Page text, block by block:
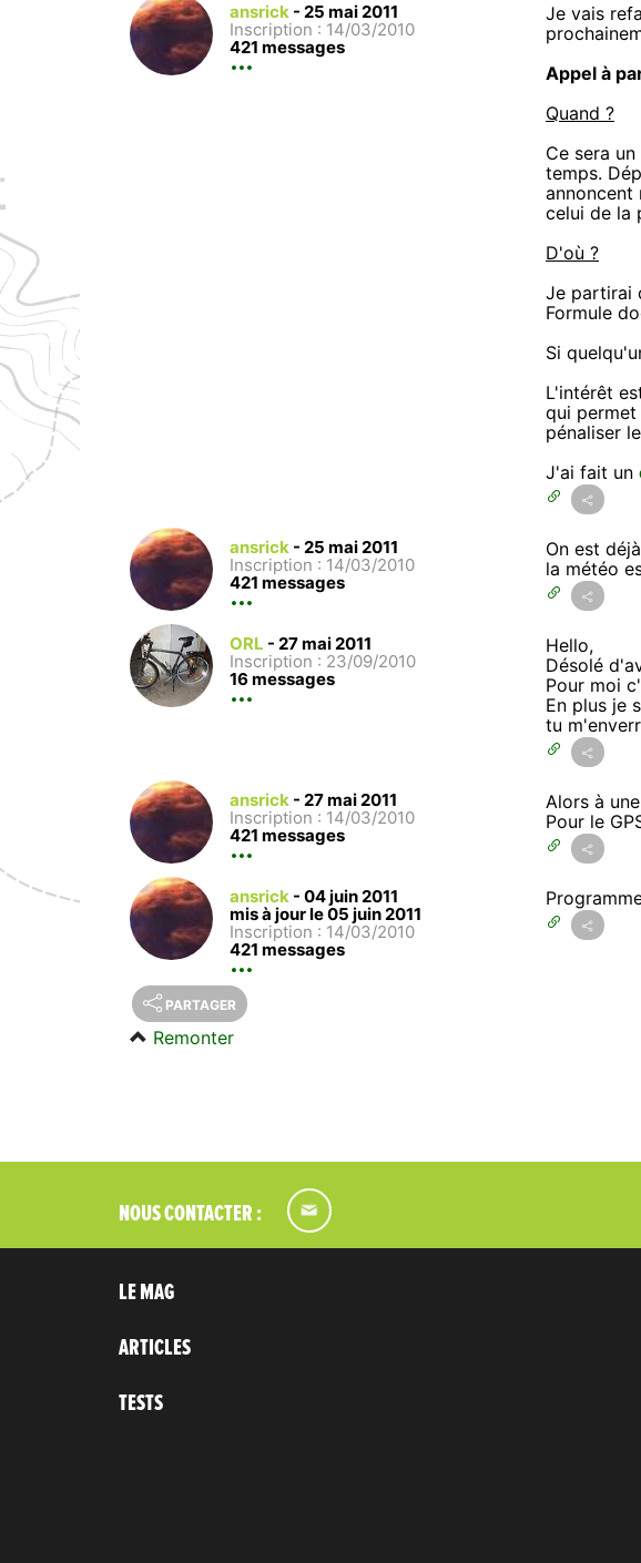
ansrick - 25 mai 2011
Inscription : 14/03/2010
421 messages
Je vais
Appel à
Quand ?
Ce sera
temps.
annoncent
celui de la
D'où ?
Je partirai
Formule
Si
L'intérêt
qui
pénaliser
J'ai fait un
ansrick - 25 mai 2011
Inscription : 14/03/2010
421 messages
On est
la météo
ORL - 27 mai 2011
Inscription : 23/09/2010
16 messages
Hello,
Désolé
Pour moi
En plus je
tu
ansrick - 27 mai 2011
Inscription : 14/03/2010
421 messages
Alors à
Pour le
ansrick - 04 juin 2011
mis à jour le 05 juin 2011
Inscription : 14/03/2010
421 messages
PARTAGER
Remonter
NOUS CONTACTER :
LE MAG
ARTICLES
TESTS